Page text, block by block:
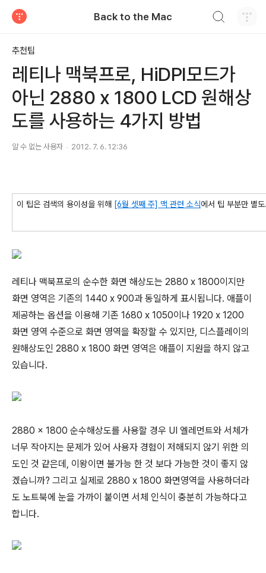
Back to the Mac
추천팁
레티나 맥북프로, HiDPI모드가
아닌 2880 x 1800 LCD 원해상
도를 사용하는 4가지 방법
알 수 없는 사용자 2012. 7. 6. 12:36
이 팁은 검색의 용이성을 위해 [6월 셋째 주] 맥 관련 소식에서 팁 부분만 별
레티나 맥북프로의 순수한 화면 해상도는 2880 x 1800이지만
화면 영역은 기존의 1440 x 900과 동일하게 표시됩니다. 애플이
제공하는 옵션을 이용해 기존 1680 x 1050이나 1920 x 1200
화면 영역 수준으로 화면 영역을 확장할 수 있지만, 디스플레이의
원해상도인 2880 x 1800 화면 영역은 애플이 지원을 하지 않고
있습니다.
2880 x 1800 순수해상도를 사용할 경우 UI 엘레먼트와 서체가
너무 작아지는 문제가 있어 사용자 경험이 저해되지 않기 위한 의
도인 것 같은데, 이왕이면 불가능 한 것 보다 가능한 것이 좋지 않
겠습니까? 그리고 실제로 2880 x 1800 화면영역을 사용하더라
도 노트북에 눈을 가까이 붙이면 서체 인식이 충분히 가능하다고
합니다.